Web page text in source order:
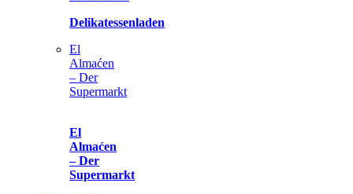
Delikatessenladen
El
Almaćen
– Der
Supermarkt
El
Almaćen
– Der
Supermarkt